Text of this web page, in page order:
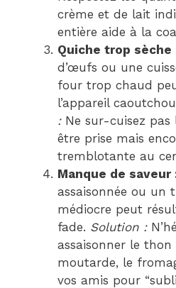
crème et de lait
entière aide à la
Quiche trop sèche
d’œufs ou une
four trop chaud
l’appareil
:Ne sur-cuisez pas
être prise mais
tremblotante au
Manque de saveur
assaisonnée ou un
médiocre peut
fade. Solution :
assaisonner le thon
moutarde, le
vos amis pour